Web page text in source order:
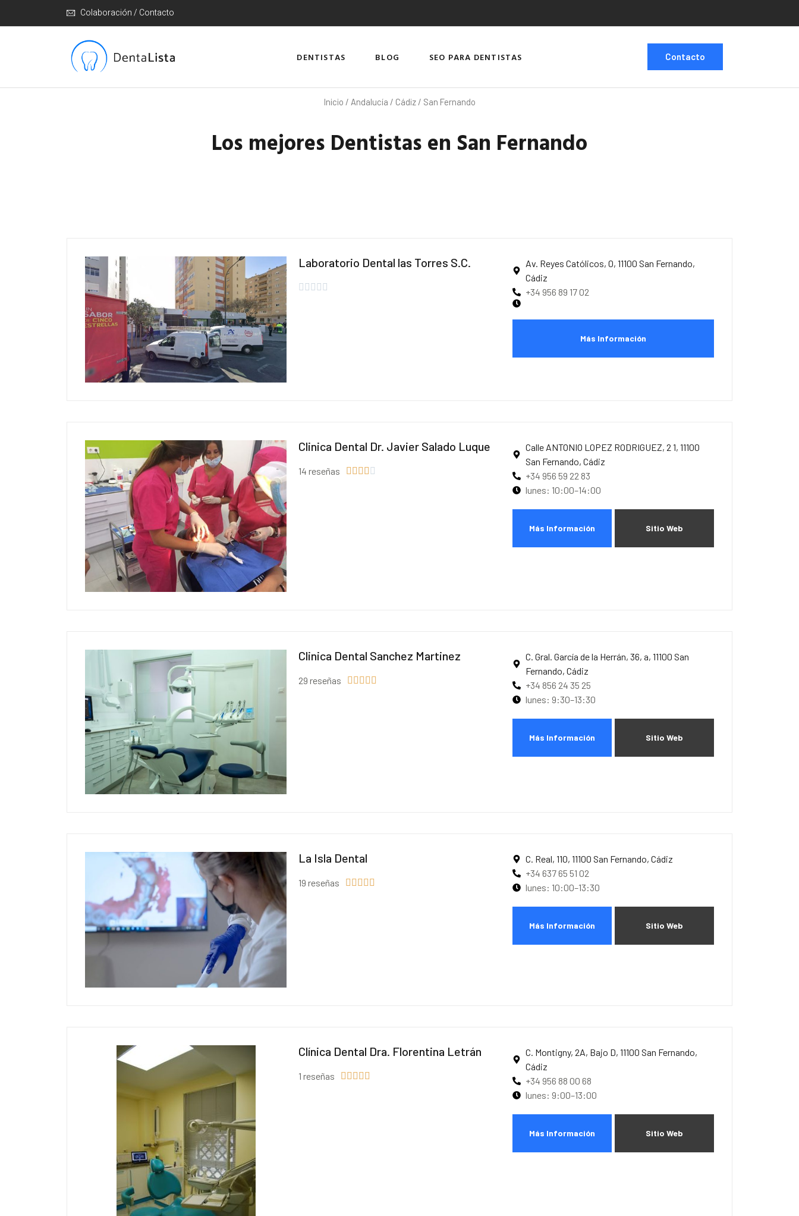
Colaboración / Contacto
DENTISTAS BLOG SEO PARA DENTISTAS Contacto
Inicio / Andalucía / Cádiz/ San Fernando
Los mejores Dentistas en San Fernando
Laboratorio Dental las Torres S.C.
    
Av. Reyes Católicos, 0, 11100 San Fernando,
Cádiz
+34 956 89 17 02
Más Información
Clinica Dental Dr. Javier Salado Luque
14 reseñas     
Calle ANTONIO LOPEZ RODRIGUEZ, 2 1, 11100
San Fernando, Cádiz
+34 956 59 22 83
lunes: 10:00–14:00
Más Información Sitio Web
Clinica Dental Sanchez Martinez
29 reseñas     
C. Gral. García de la Herrán, 36, a, 11100 San
Fernando, Cádiz
+34 856 24 35 25
lunes: 9:30–13:30
Más Información Sitio Web
La Isla Dental
19 reseñas     
C. Real, 110, 11100 San Fernando, Cádiz
+34 637 65 51 02
lunes: 10:00–13:30
Más Información Sitio Web
Clínica Dental Dra. Florentina Letrán
1 reseñas     
C. Montigny, 2A, Bajo D, 11100 San Fernando,
Cádiz
+34 956 88 00 68
lunes: 9:00–13:00
Más Información Sitio Web